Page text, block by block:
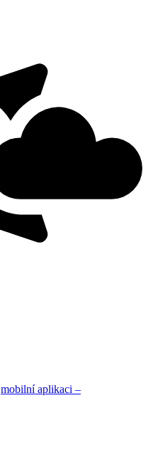
mobilní aplikaci –